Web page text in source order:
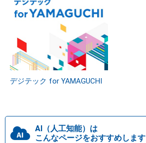
デジテック for YAMAGUCHI
AI（人工知能）は
こんなページをおすすめします